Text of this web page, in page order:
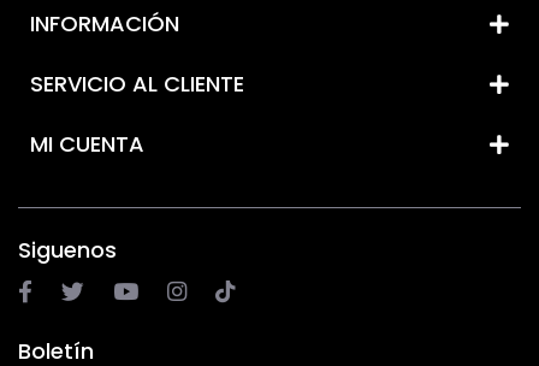
INFORMACIÓN
SERVICIO AL CLIENTE
MI CUENTA
Siguenos
Boletín